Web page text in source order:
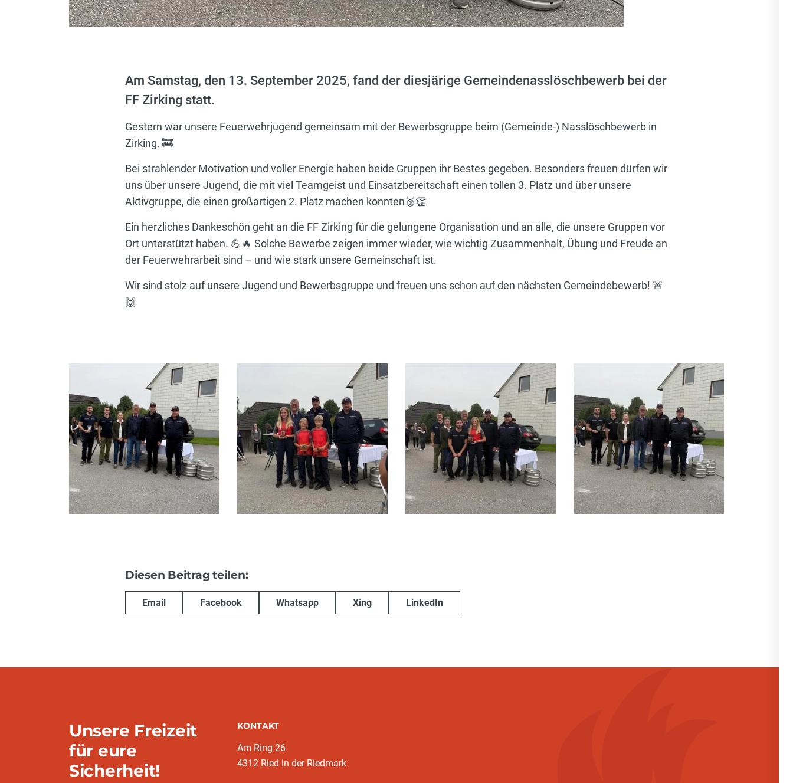
Am Samstag, den 13. September 2025, fand der diesjärige Gemeindenasslöschbewerb bei der
FF Zirking statt.
Gestern war unsere Feuerwehrjugend gemeinsam mit der Bewerbsgruppe beim (Gemeinde-) Nasslöschbewerb in
Zirking. 🚒
Bei strahlender Motivation und voller Energie haben beide Gruppen ihr Bestes gegeben. Besonders freuen dürfen wir
uns über unsere Jugend, die mit viel Teamgeist und Einsatzbereitschaft einen tollen 3. Platz und über unsere
Aktivgruppe, die einen großartigen 2. Platz machen konnten🥉👏
Ein herzliches Dankeschön geht an die FF Zirking für die gelungene Organisation und an alle, die unsere Gruppen vor
Ort unterstützt haben. 💪🔥 Solche Bewerbe zeigen immer wieder, wie wichtig Zusammenhalt, Übung und Freude an
der Feuerwehrarbeit sind – und wie stark unsere Gemeinschaft ist.
Wir sind stolz auf unsere Jugend und Bewerbsgruppe und freuen uns schon auf den nächsten Gemeindebewerb! 🚨
🙌
Diesen Beitrag teilen:
Email Facebook Whatsapp Xing LinkedIn
Unsere Freizeit
für eure
Sicherheit!
KONTAKT
Am Ring 26
4312 Ried in der Riedmark